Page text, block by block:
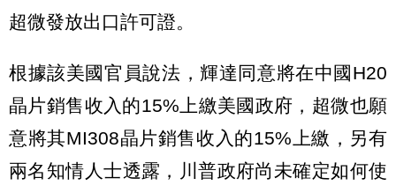
超微發放出口許可證。
根據該美國官員說法，輝達同意將在中國H20
晶片銷售收入的15%上繳美國政府，超微也願
意將其MI308晶片銷售收入的15%上繳，另有
兩名知情人士透露，川普政府尚未確定如何使